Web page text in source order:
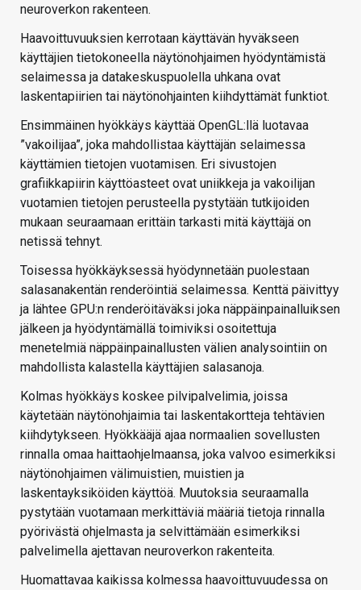
neuroverkon rakenteen.
Haavoittuvuuksien kerrotaan käyttävän hyväkseen
käyttäjien tietokoneella näytönohjaimen hyödyntämistä
selaimessa ja datakeskuspuolella uhkana ovat
laskentapiirien tai näytönohjainten kiihdyttämät funktiot.
Ensimmäinen hyökkäys käyttää OpenGL:llä luotavaa
”vakoilijaa”, joka mahdollistaa käyttäjän selaimessa
käyttämien tietojen vuotamisen. Eri sivustojen
grafiikkapiirin käyttöasteet ovat uniikkeja ja vakoilijan
vuotamien tietojen perusteella pystytään tutkijoiden
mukaan seuraamaan erittäin tarkasti mitä käyttäjä on
netissä tehnyt.
Toisessa hyökkäyksessä hyödynnetään puolestaan
salasanakentän renderöintiä selaimessa. Kenttä päivittyy
ja lähtee GPU:n renderöitäväksi joka näppäinpainalluiksen
jälkeen ja hyödyntämällä toimiviksi osoitettuja
menetelmiä näppäinpainallusten välien analysointiin on
mahdollista kalastella käyttäjien salasanoja.
Kolmas hyökkäys koskee pilvipalvelimia, joissa
käytetään näytönohjaimia tai laskentakortteja tehtävien
kiihdytykseen. Hyökkääjä ajaa normaalien sovellusten
rinnalla omaa haittaohjelmaansa, joka valvoo esimerkiksi
näytönohjaimen välimuistien, muistien ja
laskentayksiköiden käyttöä. Muutoksia seuraamalla
pystytään vuotamaan merkittäviä määriä tietoja rinnalla
pyörivästä ohjelmasta ja selvittämään esimerkiksi
palvelimella ajettavan neuroverkon rakenteita.
Huomattavaa kaikissa kolmessa haavoittuvuudessa on